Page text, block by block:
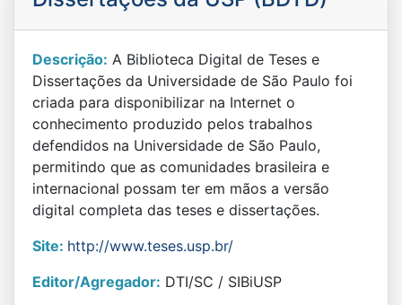
Descrição: A Biblioteca Digital de Teses e
Dissertações da Universidade de São Paulo foi
criada para disponibilizar na Internet o
conhecimento produzido pelos trabalhos
defendidos na Universidade de São Paulo,
permitindo que as comunidades brasileira e
internacional possam ter em mãos a versão
digital completa das teses e dissertações.
Site: http://www.teses.usp.br/
Editor/Agregador: DTI/SC / SIBiUSP